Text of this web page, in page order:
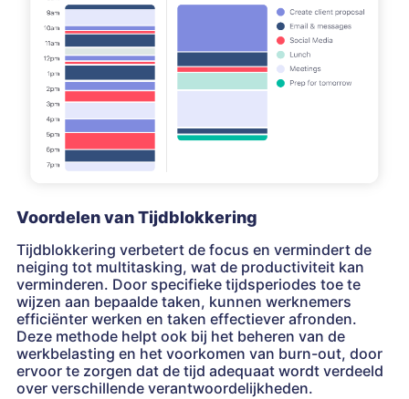
Voordelen van Tijdblokkering
Tijdblokkering verbetert de focus en vermindert de
neiging tot multitasking, wat de productiviteit kan
verminderen. Door specifieke tijdsperiodes toe te
wijzen aan bepaalde taken, kunnen werknemers
efficiënter werken en taken effectiever afronden.
Deze methode helpt ook bij het beheren van de
werkbelasting en het voorkomen van burn-out, door
ervoor te zorgen dat de tijd adequaat wordt verdeeld
over verschillende verantwoordelijkheden.